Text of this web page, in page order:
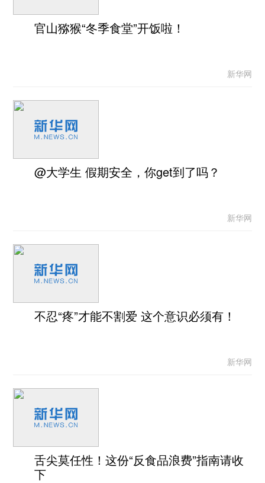
官山猕猴“冬季食堂”开饭啦！
新华网
@大学生 假期安全，你get到了吗？
新华网
不忍“疼”才能不割爱 这个意识必须有！
新华网
舌尖莫任性！这份“反食品浪费”指南请收
下